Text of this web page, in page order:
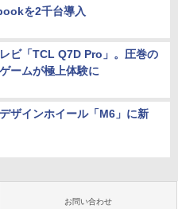
を2千台導入
ビ「TCL Q7D Pro」。圧巻の
ームが極上体験に
ザインホイール「M6」に新
お問い合わせ